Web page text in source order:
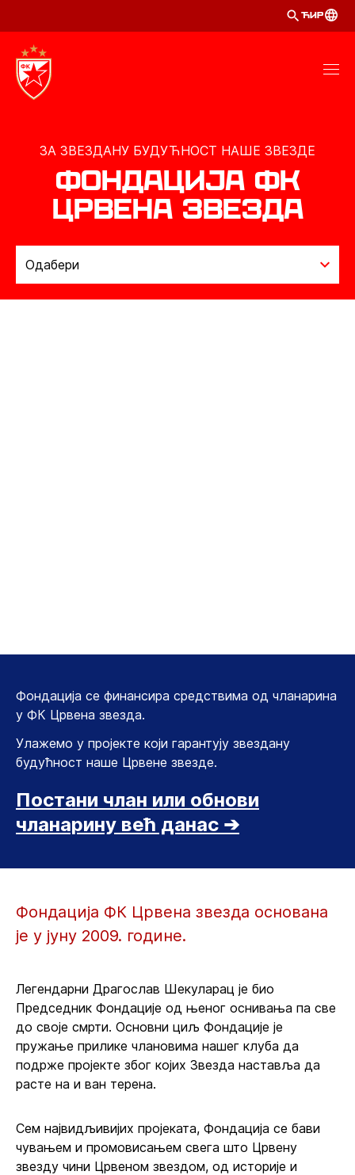
ЋИР
ЗА ЗВЕЗДАНУ БУДУЋНОСТ НАШЕ ЗВЕЗДЕ
ФОНДАЦИЈА ФК
ЦРВЕНА ЗВЕЗДА
Одабери
ФОНДАЦИЈА
Фондација се финансира средствима од чланарина
у ФК Црвена звезда.
Улажемо у пројекте који гарантују звездану
будућност наше Црвене звезде.
Постани члан или обнови
чланарину већ данас ➔
Фондација ФК Црвена звезда основана
је у јуну 2009. године.
Легендарни Драгослав Шекуларац је био
Председник Фондације од њеног оснивања па све
до своје смрти. Основни циљ Фондације је
пружање прилике члановима нашег клуба да
подрже пројекте због којих Звезда наставља да
расте на и ван терена.
Сем највидљивијих пројеката, Фондација се бави
чувањем и промовисањем свега што Црвену
звезду чини Црвеном звездом, од историје и